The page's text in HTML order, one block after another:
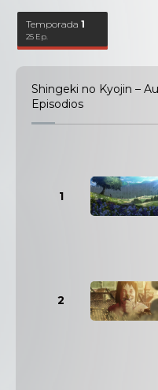
Temporada1
25 Ep.
Shingeki no Kyojin –
Episodios
1
2